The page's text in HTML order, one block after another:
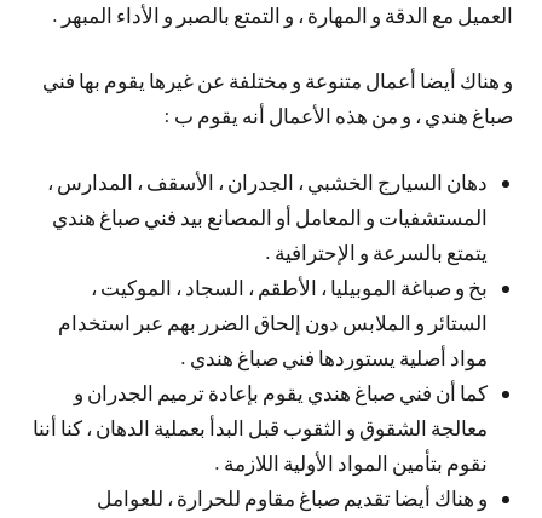
العميل مع الدقة و المهارة ، و التمتع بالصبر و الأداء المبهر .
و هناك أيضا أعمال متنوعة و مختلفة عن غيرها يقوم بها فني
صباغ هندي ، و من هذه الأعمال أنه يقوم ب :
دهان السيارج الخشبي ، الجدران ، الأسقف ، المدارس ،
المستشفيات و المعامل أو المصانع بيد فني صباغ هندي
يتمتع بالسرعة و الإحترافية .
بخ و صباغة الموبيليا ، الأطقم ، السجاد ، الموكيت ،
الستائر و الملابس دون إلحاق الضرر بهم عبر استخدام
مواد أصلية يستوردها فني صباغ هندي .
كما أن فني صباغ هندي يقوم بإعادة ترميم الجدران و
معالجة الشقوق و الثقوب قبل البدأ بعملية الدهان ، كنا أننا
نقوم بتأمين المواد الأولية اللازمة .
و هناك أيضا تقديم صباغ مقاوم للحرارة ، للعوامل